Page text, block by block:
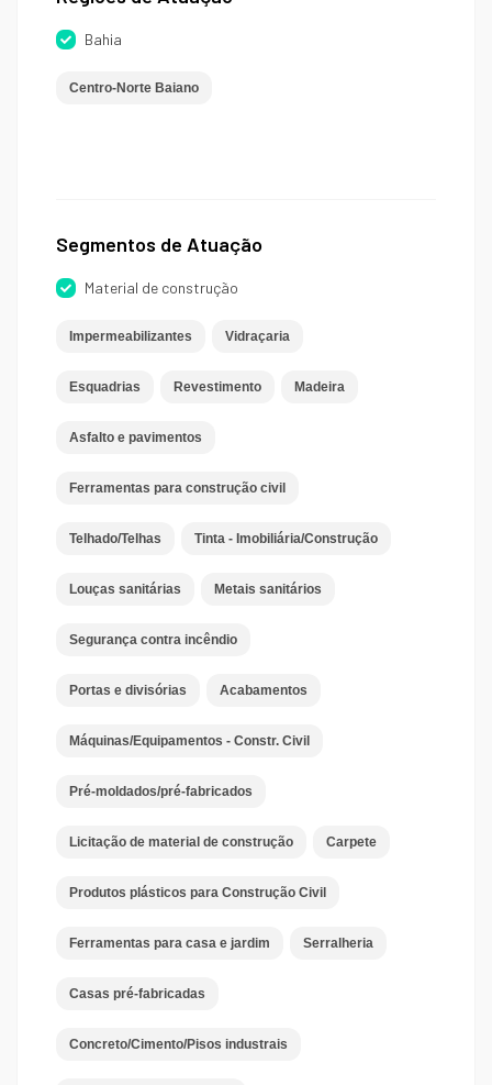
Bahia
Centro-Norte Baiano
Segmentos de Atuação
Material de construção
Impermeabilizantes Vidraçaria
Esquadrias Revestimento Madeira
Asfalto e pavimentos
Ferramentas para construção civil
Telhado/Telhas Tinta - Imobiliária/Construção
Louças sanitárias Metais sanitários
Segurança contra incêndio
Portas e divisórias Acabamentos
Máquinas/Equipamentos - Constr. Civil
Pré-moldados/pré-fabricados
Licitação de material de construção Carpete
Produtos plásticos para Construção Civil
Ferramentas para casa e jardim Serralheria
Casas pré-fabricadas
Concreto/Cimento/Pisos industrais